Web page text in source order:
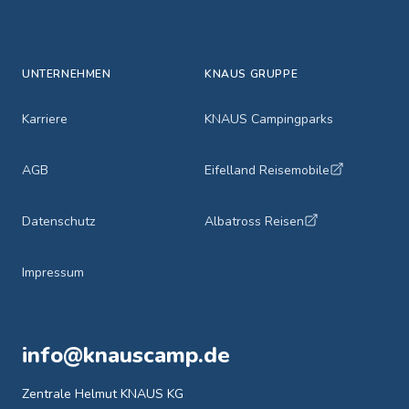
UNTERNEHMEN
Karriere
AGB
Datenschutz
Impressum
KNAUS GRUPPE
KNAUS Campingparks
Eifelland Reisemobile
Albatross Reisen
info@knauscamp.de
Zentrale Helmut KNAUS KG